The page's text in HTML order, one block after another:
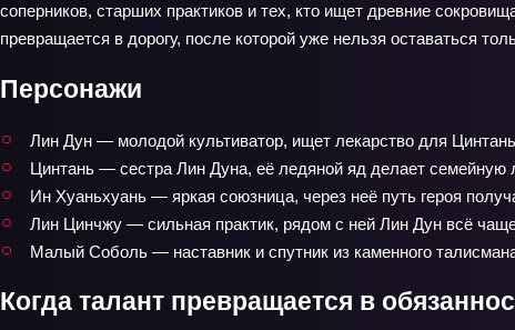
соперников, старших практиков и тех, кто ищет древние
превращается в дорогу, после которой уже нельзя оставаться
Персонажи
Лин Дун — молодой культиватор, ищет лекарство для
Цинтань — сестра Лин Дуна, её ледяной яд делает
Ин Хуаньхуань — яркая союзница, через неё путь героя
Лин Цинчжу — сильная практик, рядом с ней Лин Дун всё
Малый Соболь — наставник и спутник из каменного
Когда талант превращается в